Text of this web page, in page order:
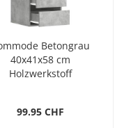
Betongrau
40x41x58 cm
Holzwerkstoff
99.95 CHF